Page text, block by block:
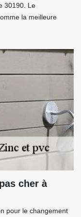
30190. Le
la meilleure
cher à
pour le changement